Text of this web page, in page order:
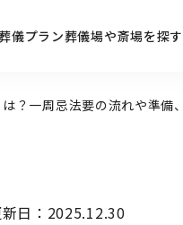
儀プラン葬儀場や斎場を探す
？一周忌法要の流れや準備
日：2025.12.30